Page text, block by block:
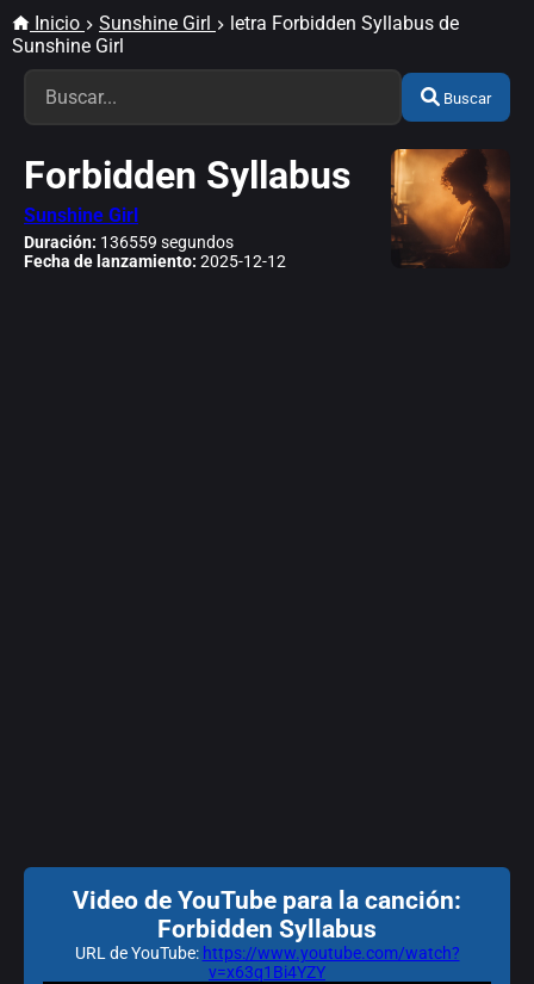
Inicio Sunshine Girl
letra Forbidden Syllabus de
Sunshine Girl
Buscar
Forbidden Syllabus
Sunshine Girl
Duración: 136559 segundos
Fecha de lanzamiento: 2025-12-12
Video de YouTube para la canción:
Forbidden Syllabus
URL de YouTube: https://www.youtube.com/watch?
v=x63q1Bi4YZY